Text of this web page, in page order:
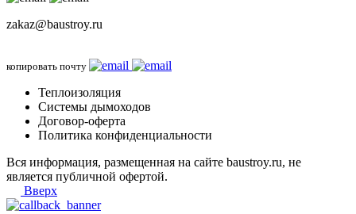
zakaz@baustroy.ru
копировать почту
Теплоизоляция
Системы дымоходов
Договор-оферта
Политика конфиденциальности
Вся информация, размещенная на сайте baustroy.ru, не
является публичной офертой.
Вверх